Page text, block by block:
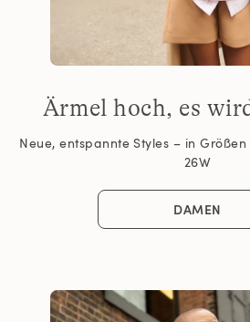
Ärmel hoch, es
Neue, entspannte Styles – in
26W
DAMEN